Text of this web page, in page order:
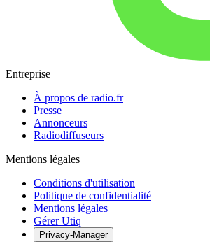
Entreprise
À propos de radio.fr
Presse
Annonceurs
Radiodiffuseurs
Mentions légales
Conditions d'utilisation
Politique de confidentialité
Mentions légales
Gérer Utiq
Privacy-Manager